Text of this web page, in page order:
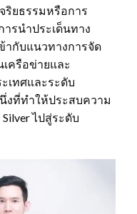
ริยธรรมหรือการ
รนำประเด็นทาง
ากับแนวทางการจัด
ครือข่ายและ
เทศและระดับ
งที่ทำให้ประสบความ
ไปสู่ระดับ